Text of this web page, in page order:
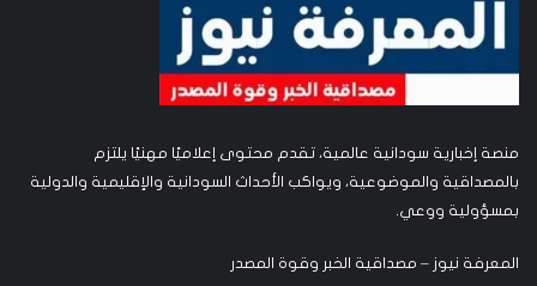
منصة إخبارية سودانية عالمية، تقدم محتوى إعلاميًا مهنيًا يلتزم
بالمصداقية والموضوعية، ويواكب الأحداث السودانية والإقليمية والدولية
بمسؤولية ووعي.
المعرفة نيوز – مصداقية الخبر وقوة المصدر